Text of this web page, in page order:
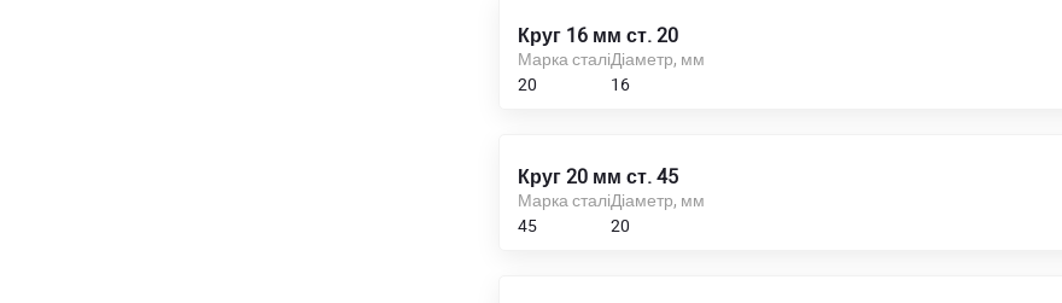
Круг 16 мм ст. 20
Марка сталі
20
Діаметр, мм
16
Круг 20 мм ст. 45
Марка сталі
45
Діаметр, мм
20